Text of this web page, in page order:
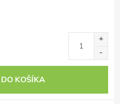
DO KOŠÍKA